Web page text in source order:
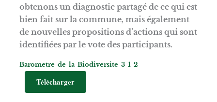
obtenons un diagnostic partagé de ce qui est
bien fait sur la commune, mais également
de nouvelles propositions d’actions qui sont
identifiées par le vote des participants.
Barometre-de-la-Biodiversite-3-1-2
Télécharger